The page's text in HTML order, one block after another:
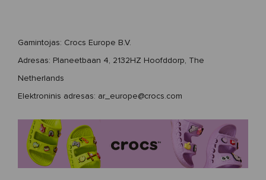
Gamintojas: Crocs Europe B.V.
Adresas: Planeetbaan 4, 2132HZ Hoofddorp, The
Netherlands
Elektroninis adresas: ar_europe@crocs.com